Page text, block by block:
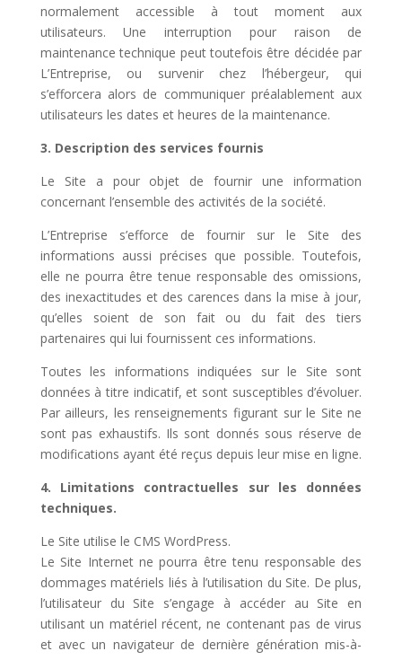
normalement accessible à tout moment aux
utilisateurs. Une interruption pour raison de
maintenance technique peut toutefois être décidée par
L’Entreprise, ou survenir chez l’hébergeur, qui
s’efforcera alors de communiquer préalablement aux
utilisateurs les dates et heures de la maintenance.
3. Description des services fournis
Le Site a pour objet de fournir une information
concernant l’ensemble des activités de la société.
L’Entreprise s’efforce de fournir sur le Site des
informations aussi précises que possible. Toutefois,
elle ne pourra être tenue responsable des omissions,
des inexactitudes et des carences dans la mise à jour,
qu’elles soient de son fait ou du fait des tiers
partenaires qui lui fournissent ces informations.
Toutes les informations indiquées sur le Site sont
données à titre indicatif, et sont susceptibles d’évoluer.
Par ailleurs, les renseignements figurant sur le Site ne
sont pas exhaustifs. Ils sont donnés sous réserve de
modifications ayant été reçus depuis leur mise en ligne.
4. Limitations contractuelles sur les données
techniques.
Le Site utilise le CMS WordPress.
Le Site Internet ne pourra être tenu responsable des
dommages matériels liés à l’utilisation du Site. De plus,
l’utilisateur du Site s’engage à accéder au Site en
utilisant un matériel récent, ne contenant pas de virus
et avec un navigateur de dernière génération mis-à-